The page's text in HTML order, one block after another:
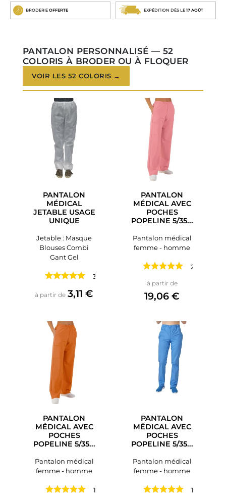
BRODERIE OFFERTE EXPÉDITION DÈS LE 17 AOÛT
PANTALON PERSONNALISÉ — 52
COLORIS À BRODER OU À FLOQUER
VOIR LES 52 COLORIS →
PANTALON
MÉDICAL
JETABLE USAGE
UNIQUE
Jetable : Masque
Blouses Combi
Gant Gel
3 avis
à partir de Prix
3,11 €
PANTALON
MÉDICAL AVEC
POCHES
POPELINE 5/35...
Pantalon médical
femme - homme
2 avis
à partir dePrix
19,06 €
PANTALON
MÉDICAL AVEC
POCHES
POPELINE 5/35...
Pantalon médical
femme - homme
1 avis
PANTALON
MÉDICAL AVEC
POCHES
POPELINE 5/35...
Pantalon médical
femme - homme
1 avis